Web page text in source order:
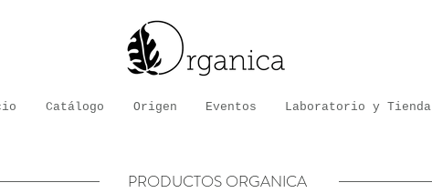
Catálogo Origen Eventos Laboratorio y Tienda
PRODUCTOS ORGANICA